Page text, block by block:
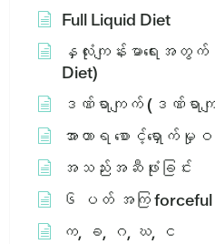
Full Liquid Diet
နှလုံးကျန်းမာရေးအတွ
Diet)
ဒဏ်ရာကျက် (ဒဏ်ရာက
အာဟာရ စောင့်ရှောက်မှု
အသည်းအဆီဖုံးခြင်း
၆ ပတ် အကြ forceful
က, ခ, ဂ, ဃ, င